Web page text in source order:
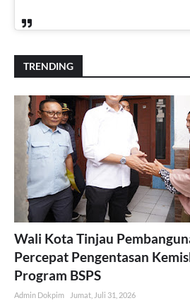
TRENDING
Wali Kota Tinjau
Percepat Pengentasan
Program BSPS
Admin Dokpim Jumat, Juli 31, 2026